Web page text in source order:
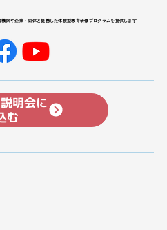
関や企業・団体と提携した体験型教育研修プログラムを提供します
明会に
む